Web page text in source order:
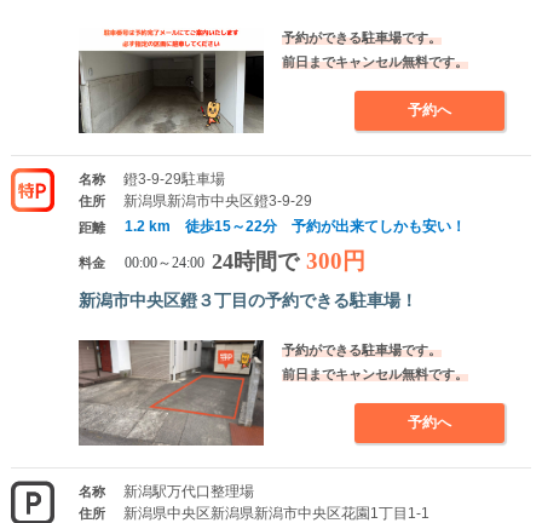
予約ができる駐車場です。
前日までキャンセル無料です。
予約へ
名称 鐙3-9-29駐車場
住所 新潟県新潟市中央区鐙3-9-29
距離 1.2 km 徒歩15～22分 予約が出来てしかも安い！
料金 00:00～24:00 24時間で 300円
新潟市中央区鐙３丁目の予約できる駐車場！
予約ができる駐車場です。
前日までキャンセル無料です。
予約へ
名称 新潟駅万代口整理場
住所 新潟県中央区新潟県新潟市中央区花園1丁目1-1